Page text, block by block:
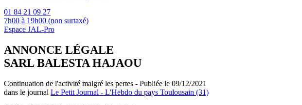
01 84 21 09 27
7h00 à 19h00 (non surtaxé)
Espace JAL-Pro
ANNONCE LÉGALE
SARL BALESTA HAJAOU
Continuation de l'activité malgré les pertes - Publiée le 09/12/2021
dans le journal Le Petit Journal - L'Hebdo du pays Toulousain (31)